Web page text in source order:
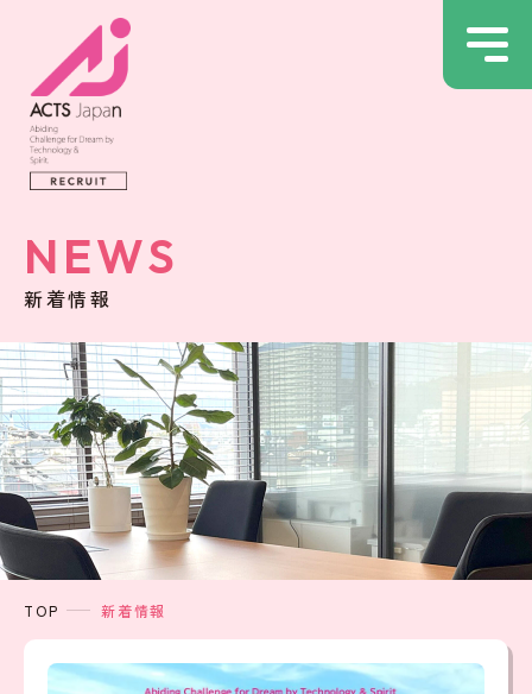
NEWS
新着情報
TOP 新着情報